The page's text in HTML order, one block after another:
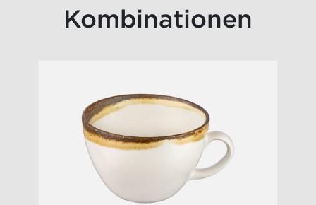
Kombinationen